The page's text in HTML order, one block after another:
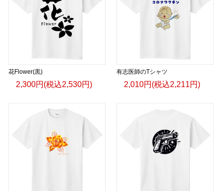
花Flower(黒)
2,300円(税込2,530円)
有志医師のTシャツ
2,010円(税込2,211円)